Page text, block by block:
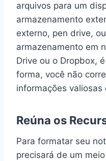
arquivos para um
armazenamento
externo, pen drive,
armazenamento em
Drive ou o Dropbox,
forma, você não
informações
Reúna os
Para formatar seu
precisará de um